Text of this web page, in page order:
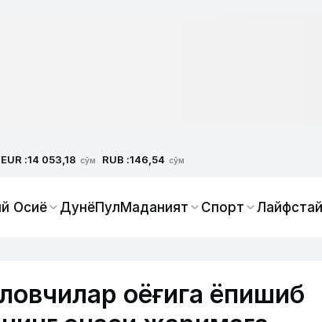
EUR :14 053,18 сўм RUB :146,54 сўм
Осиё ДунёПулМаданият Спорт
оёғига ёпишиб